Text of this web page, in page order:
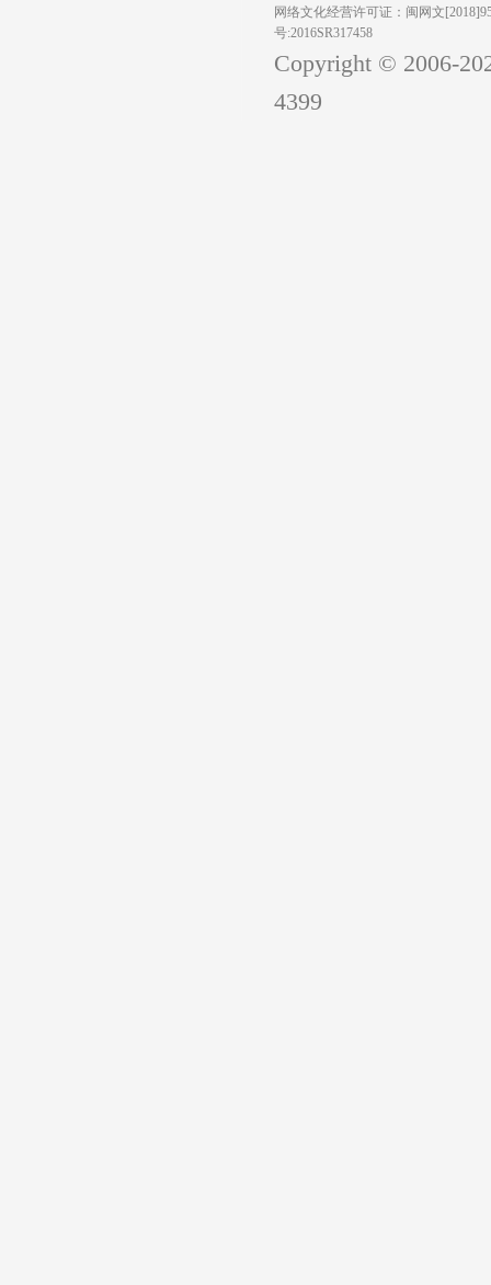
网络文化经营许可证：闽网文
号:2016SR317458
Copyright © 2006-
4399